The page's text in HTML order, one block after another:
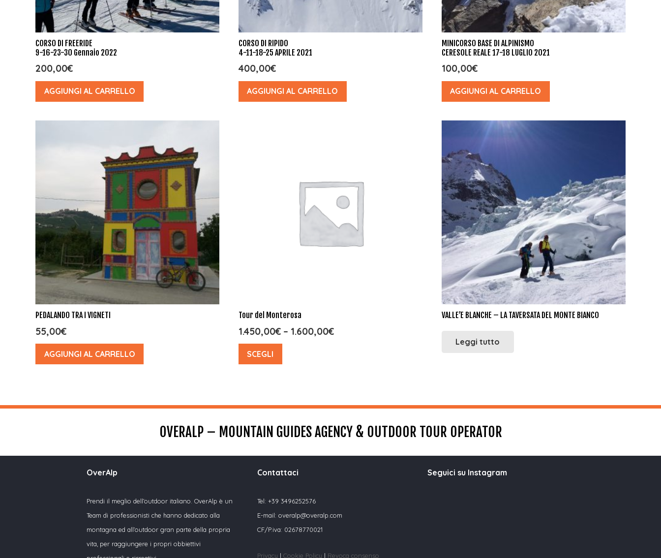
CORSO DI FREERIDE
9-16-23-30 Gennaio 2022
200,00€
AGGIUNGI AL CARRELLO
CORSO DI RIPIDO
4-11-18-25 APRILE 2021
400,00€
AGGIUNGI AL CARRELLO
MINICORSO BASE DI ALPINISMO
CERESOLE REALE 17-18 LUGLIO 2021
100,00€
AGGIUNGI AL CARRELLO
PEDALANDO TRA I VIGNETI
55,00€
AGGIUNGI AL CARRELLO
Tour del Monterosa
1.450,00€– 1.600,00€
SCEGLI
VALLE’E BLANCHE – LA TAVERSATA DEL MONTE BIANCO
Leggi tutto
OVERALP – MOUNTAIN GUIDES AGENCY & OUTDOOR TOUR OPERATOR
OverAlp
Prendi il meglio dell’outdoor italiano. OverAlp è un
Team di professionisti che hanno dedicato alla
montagna ed all’outdoor gran parte della propria
vita, per raggiungere i propri obbiettivi
Contattaci
Tel: +39 3496252576
E-mail: overalp@overalp.com
CF/P.iva: 02678770021
Privacy | Cookie Policy | Revoca consenso
Seguici su Instagram